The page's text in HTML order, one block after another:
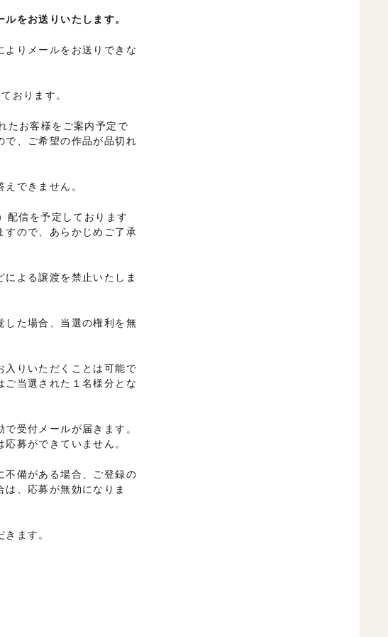
をお送りいたします。
よりメールをお送りできな
おります。
たお客様をご案内予定で
で、ご希望の作品が品切れ
できません。
配信を予定しております
すので、あらかじめご了承
よる譲渡を禁止いたしま
した場合、当選の権利を無
入りいただくことは可能で
ご当選された１名様分とな
受付メールが届きます。
募ができていません。
不備がある場合、ご登録の
は、応募が無効になりま
ます。